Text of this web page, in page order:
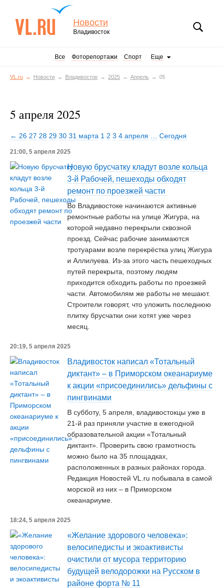
Новости
Владивосток
Все Фоторепортажи Спорт Еще
VL.ru Новости Владивосток 2025 Апрель 05
5 апреля 2025
← 26 27 28 29 30 31 марта 1 2 3 4 апреля Сегодня
21:00, 5 апреля 2025
Новую брусчатку кладут возле кольца
3-й Рабочей, пешеходы обходят
ремонт по проезжей части
Во Владивостоке начинаются активные
ремонтные работы на улице Жигура, на
которой недавно перекрыли сквозной
проезд. Сейчас рабочие занимаются
тротуарами возле перекрёстка улиц Жигура
и Аллилуева. Из-за этого часть пешеходных
путей перекрыта, поэтому людям
приходится обходить работы по проезжей
части. Автомобилям же работы не мешают.
Строители говорят, что уложить последнюю
плитку брусчатки они хотят уже через
месяц.
20:19, 5 апреля 2025
Владивосток написал «Тотальный
диктант» – в Приморском океанариуме
к акции «присоединились» дельфины с
пингвинами
В субботу, 5 апреля, владивостокцы уже в
21-й раз приняли участие в ежегодной
образовательной акции «Тотальный
диктант». Проверить свою грамотность
можно было на 35 площадках,
расположенных в разных районах города.
Редакция Новостей VL.ru побывала в самой
морской из них – в Приморском
океанариуме.
18:24, 5 апреля 2025
«Желание здорового человека»:
велосипедисты и экоактивисты
очистили от мусора территорию
будущей велодорожки на Русском в
районе форта № 11